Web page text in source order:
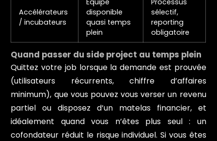
Accélérateurs
/ incubateurs
disponible
quasi temps
plein
sélectif,
reporting
obligatoire
Quand passer du side project au temps plein
Quittez votre job lorsque la demande est prouvée
(utilisateurs récurrents, chiffre d’affaires
minimum), que vous pouvez vous verser un revenu
partiel ou disposez d’un matelas financier, et
idéalement quand vous n’êtes plus seul : un
cofondateur réduit le risque individuel. Si vous êtes